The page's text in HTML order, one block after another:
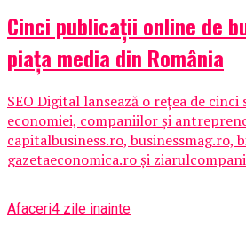
Cinci publicații online de
piața media din România
SEO Digital lansează o rețea de
economiei, companiilor și
capitalbusiness.ro, businessmag.ro,
gazetaeconomica.ro și
Afaceri4 zile inainte